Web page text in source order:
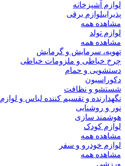
لوازم آشپزخانه
پذیراییلوازم برقی
مشاهده همه
لوازم تولد
مشاهده همه
تهویه، سرمایش و گرمایش
چرخ خیاطی و ملزومات خیاطی
دستشویی و حمام
دکوراسیون
شستشو و نظافت
نگهدارنده و تقسیم کننده لباس و لوازم
نور و روشنایی
هوشمند سازی
لوازم کودک
مشاهده همه
لوازم خودرو و سفر
مشاهده همه
ورزشی